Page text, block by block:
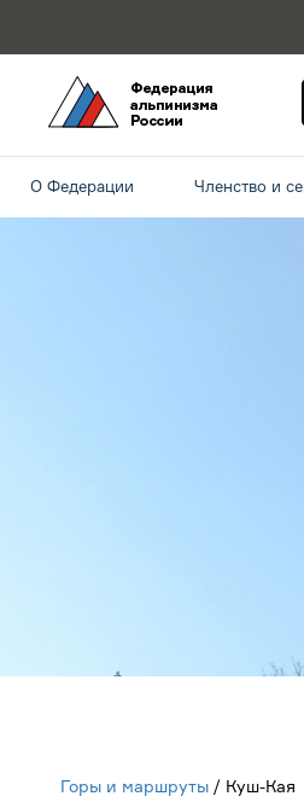
О Федерации Членство и
Горы и маршруты / Куш-Кая